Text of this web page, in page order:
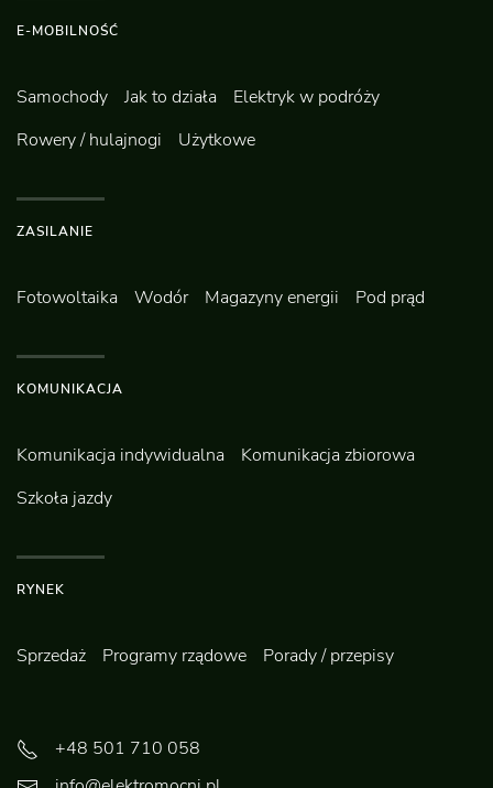
E-MOBILNOŚĆ
Samochody Jak to działa
Elektryk w podróży
Rowery / hulajnogi
Użytkowe
ZASILANIE
Fotowoltaika Wodór Magazyny energii Pod prąd
KOMUNIKACJA
Komunikacja indywidualna
Komunikacja zbiorowa
Szkoła jazdy
RYNEK
Sprzedaż Programy rządowe Porady / przepisy
+48 501 710 058